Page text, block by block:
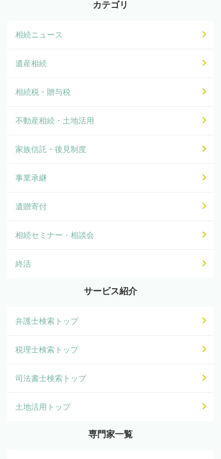
カテゴリ
相続ニュース
遺産相続
相続税・贈与税
不動産相続・土地活用
家族信託・後見制度
事業承継
遺贈寄付
相続セミナー・相談会
終活
サービス紹介
弁護士検索トップ
税理士検索トップ
司法書士検索トップ
土地活用トップ
専門家一覧